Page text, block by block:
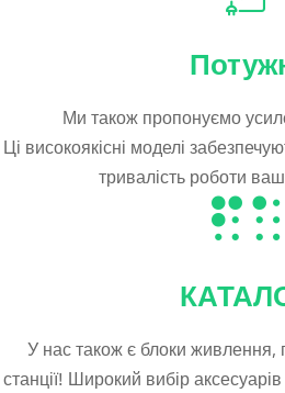
Ми також пропонуємо
Ці високоякісні моделі
тривалість роботи
У нас також є блоки живлення,
станції! Широкий вибір